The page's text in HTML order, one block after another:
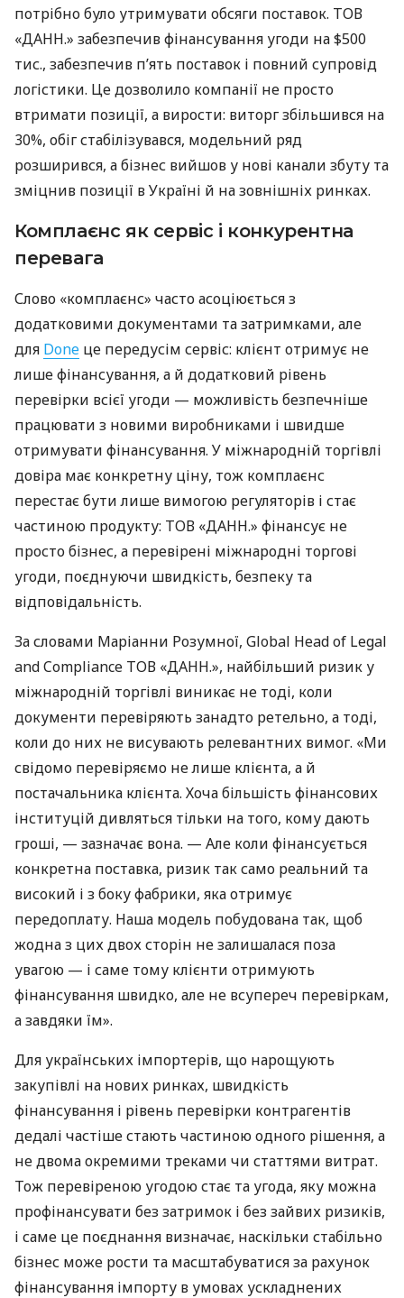
потрібно було утримувати обсяги поставок. ТОВ
«ДАНН.» забезпечив фінансування угоди на $500
тис., забезпечив п’ять поставок і повний супровід
логістики. Це дозволило компанії не просто
втримати позиції, а вирости: виторг збільшився на
30%, обіг стабілізувався, модельний ряд
розширився, а бізнес вийшов у нові канали збуту та
зміцнив позиції в Україні й на зовнішніх ринках.
Комплаєнс як сервіс і конкурентна
перевага
Слово «комплаєнс» часто асоціюється з
додатковими документами та затримками, але
для Done це передусім сервіс: клієнт отримує не
лише фінансування, а й додатковий рівень
перевірки всієї угоди — можливість безпечніше
працювати з новими виробниками і швидше
отримувати фінансування. У міжнародній торгівлі
довіра має конкретну ціну, тож комплаєнс
перестає бути лише вимогою регуляторів і стає
частиною продукту: ТОВ «ДАНН.» фінансує не
просто бізнес, а перевірені міжнародні торгові
угоди, поєднуючи швидкість, безпеку та
відповідальність.
За словами Маріанни Розумної, Global Head of Legal
and Compliance ТОВ «ДАНН.», найбільший ризик у
міжнародній торгівлі виникає не тоді, коли
документи перевіряють занадто ретельно, а тоді,
коли до них не висувають релевантних вимог. «Ми
свідомо перевіряємо не лише клієнта, а й
постачальника клієнта. Хоча більшість фінансових
інституцій дивляться тільки на того, кому дають
гроші, — зазначає вона. — Але коли фінансується
конкретна поставка, ризик так само реальний та
високий і з боку фабрики, яка отримує
передоплату. Наша модель побудована так, щоб
жодна з цих двох сторін не залишалася поза
увагою — і саме тому клієнти отримують
фінансування швидко, але не всупереч перевіркам,
а завдяки їм».
Для українських імпортерів, що нарощують
закупівлі на нових ринках, швидкість
фінансування і рівень перевірки контрагентів
дедалі частіше стають частиною одного рішення, а
не двома окремими треками чи статтями витрат.
Тож перевіреною угодою стає та угода, яку можна
профінансувати без затримок і без зайвих ризиків,
і саме це поєднання визначає, наскільки стабільно
бізнес може рости та масштабуватися за рахунок
фінансування імпорту в умовах ускладнених